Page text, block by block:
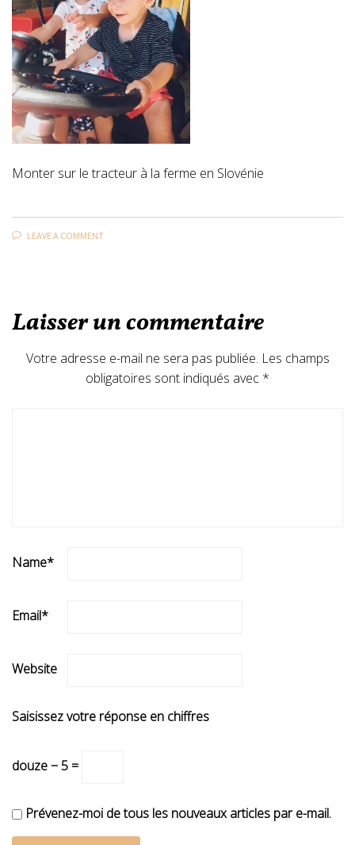
Monter sur le tracteur à la ferme en Slovénie
LEAVE A COMMENT
Laisser un commentaire
Votre adresse e-mail ne sera pas publiée. Les champs
obligatoires sont indiqués avec *
Name*
Email*
Website
Saisissez votre réponse en chiffres
douze − 5 =
Prévenez-moi de tous les nouveaux articles par e-mail.